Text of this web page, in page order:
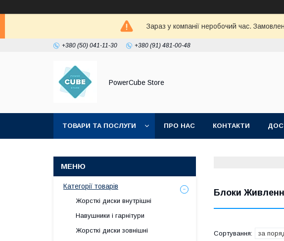
Зараз у компанії неробочий час.
+380 (50) 041-11-30 +380 (91) 481-00-48
PowerCube Store
ТОВАРИ ТА ПОСЛУГИ ПРО НАС КОНТАКТИ
Блоки
Категорії товарів
Жорсткі диски внутрішні
Навушники і гарнітури
Жорсткі диски зовнішні